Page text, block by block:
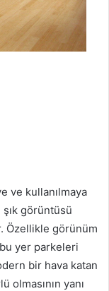
ve kullanılmaya
şık görüntüsü
Özellikle görünüm
yer parkeleri
bir hava katan
olmasının yanı